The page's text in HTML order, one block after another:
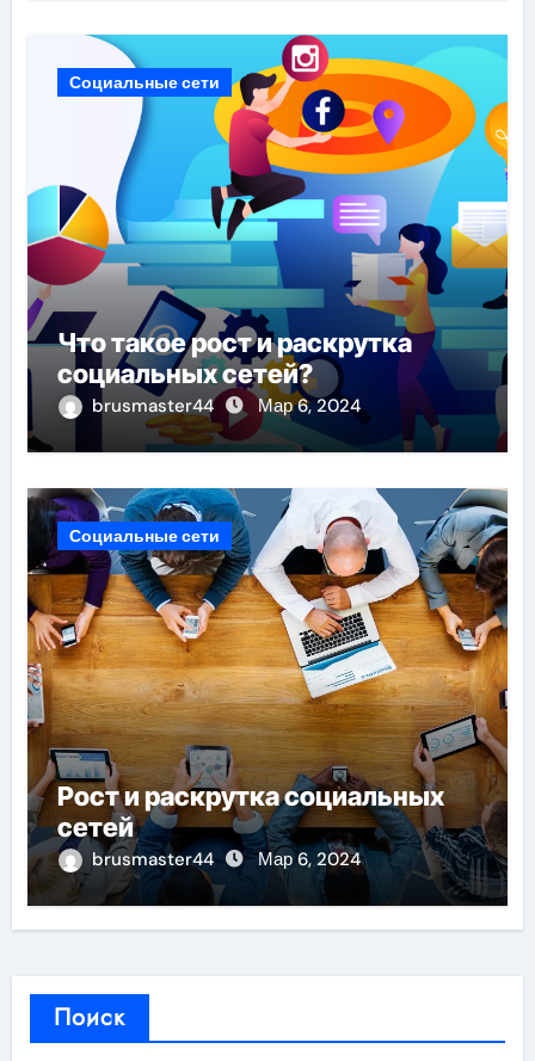
Социальные сети
Что такое рост и раскрутка
социальных сетей?
brusmaster44 Мар 6, 2024
Социальные сети
Рост и раскрутка социальных
сетей
brusmaster44 Мар 6, 2024
Поиск